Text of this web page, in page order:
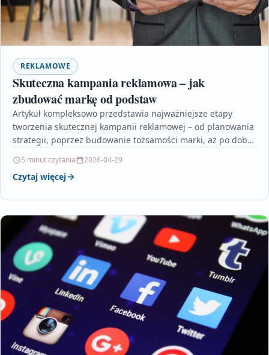
REKLAMOWE
Skuteczna kampania reklamowa – jak
zbudować markę od podstaw
Artykuł kompleksowo przedstawia najważniejsze etapy
tworzenia skutecznej kampanii reklamowej – od planowania
strategii, poprzez budowanie tożsamości marki, aż po dobór
5 minut czytania 2026-04-29
Czytaj więcej